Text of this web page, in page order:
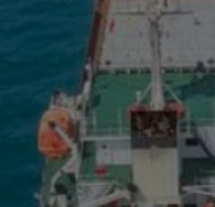
chúng tôi.